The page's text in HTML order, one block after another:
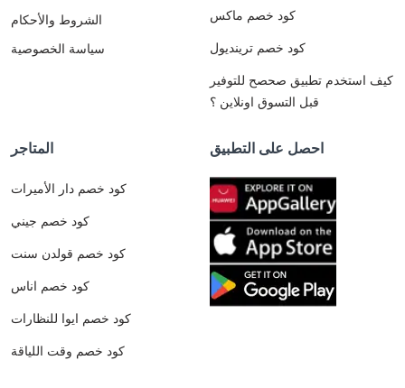
الشروط والأحكام
سياسة الخصوصية
كود خصم ماكس
كود خصم ترينديول
كيف استخدم تطبيق صحصح للتوفير
قبل التسوق اونلاين ؟
المتاجر
كود خصم دار الأميرات
كود خصم جيني
كود خصم قولدن سنت
كود خصم اناس
كود خصم ايوا للنظارات
كود خصم وقت اللياقة
احصل على التطبيق